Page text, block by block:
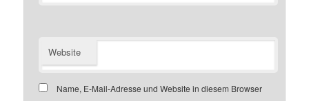
Website
Name, E-Mail-Adresse und Website in diesem Browser